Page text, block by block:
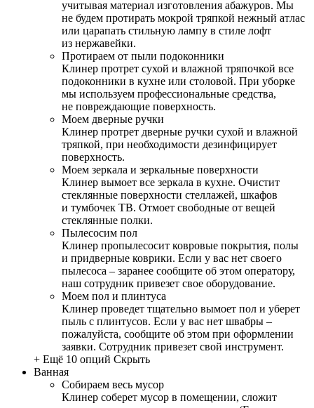
учитывая материал изготовления абажуров. Мы
не будем протирать мокрой тряпкой нежный атлас
или царапать стильную лампу в стиле лофт
из нержавейки.
Протираем от пыли подоконники
Клинер протрет сухой и влажной тряпочкой все
подоконники в кухне или столовой. При уборке
мы используем профессиональные средства,
не повреждающие поверхность.
Моем дверные ручки
Клинер протрет дверные ручки сухой и влажной
тряпкой, при необходимости дезинфицирует
поверхность.
Моем зеркала и зеркальные поверхности
Клинер вымоет все зеркала в кухне. Очистит
стеклянные поверхности стеллажей, шкафов
и тумбочек ТВ. Отмоет свободные от вещей
стеклянные полки.
Пылесосим пол
Клинер пропылесосит ковровые покрытия, полы
и придверные коврики. Если у вас нет своего
пылесоса – заранее сообщите об этом оператору,
наш сотрудник привезет свое оборудование.
Моем пол и плинтуса
Клинер проведет тщательно вымоет пол и уберет
пыль с плинтусов. Если у вас нет швабры –
пожалуйста, сообщите об этом при оформлении
заявки. Сотрудник привезет свой инструмент.
+ Ещё 10 опций Скрыть
Ванная
Собираем весь мусор
Клинер соберет мусор в помещении, сложит